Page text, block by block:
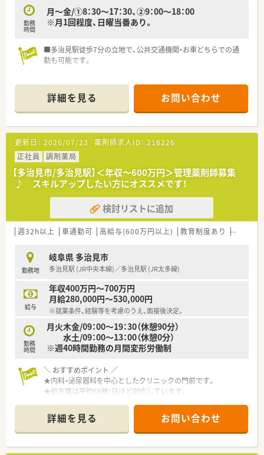
め、非常に働きやすい社風です。
・入社の決め手は「薬局の雰囲気がとても良かった」という意見を
多くいただいております。
「97％」と非常に高いです。
・月平均の所定労働時間は161時間と少なく、残業も全社平均11
★充実した福利厚生でしっかりとサポート！
る企業を目指しています。
・育休はお子様が3歳になる迄、時短制度はお子様が小学生にな
る迄延長する事が可能です。
・有休は、みんなで助け合い取得するという社風なので取得率は
80%以上と高い水準です。
・会社負担のeラーニング研修も豊富にあり、薬剤師や社会人と
しての知識を身に付けれます。
勤務
時間
月～金/①8：30～17：30、②9：00～18：00
※月1回程度、日曜当番あり。
■多治見駅徒歩7分の立地で、公共交通機関・お車どちらでの通
勤も可能です。
詳細を見る お問い合わせ
更新日： 2026/07/23 薬剤師求人ID： 216226
正社員
調剤薬局
【多治見市/多治見駅】＜年収～600万円＞管理薬剤師募集
♪ スキルアップしたい方にオススメです！
検討リストに追加
週32h以上 車通勤可 高給与(600万円以上) 教育制度あり シフト制
勤務地
岐阜県 多治見市
多治見駅 (JR中央本線)／多治見駅 (JR太多線)
給与
年収400万円～700万円
月給280,000円～530,000円
※就業条件、経験等を考慮のうえ、面接後決定。
勤務
時間
月火木金/09：00～19：30（休憩90分）
水土/09：00～13：00（休憩0分）
※週40時間勤務の月間変形労働制
＼ おすすめポイント ／
★内科・泌尿器科を中心としたクリニックの門前です。
★処方箋は平均65枚/日ほど対応しています。
常時複数名体制ですので安心です。
★自動分包機・監査システムなど設備充実！
★住宅サポート制度・定年65歳制など長く働ける制度あり！
★店舗は2階建てとなっており、休憩室もしっかりと確保されて
詳細を見る お問い合わせ